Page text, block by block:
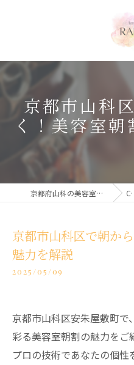
京都市山科
く！美容室
京都府山科の美容室ならhair salon RAFTEL COLUMN
京都市山科区で朝か
魅力を解説
2025/05/09
京都市山科区安朱屋敷町で
彩る美容室朝割の魅力をご
プロの技術であなたの個